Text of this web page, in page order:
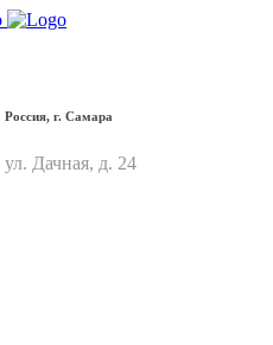
Россия, г. Самара
ул. Дачная, д. 24